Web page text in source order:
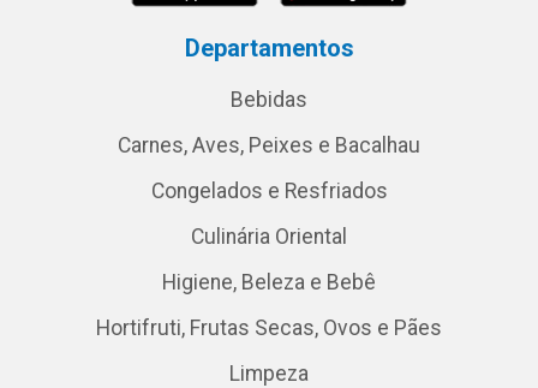
Departamentos
Bebidas
Carnes, Aves, Peixes e Bacalhau
Congelados e Resfriados
Culinária Oriental
Higiene, Beleza e Bebê
Hortifruti, Frutas Secas, Ovos e Pães
Limpeza